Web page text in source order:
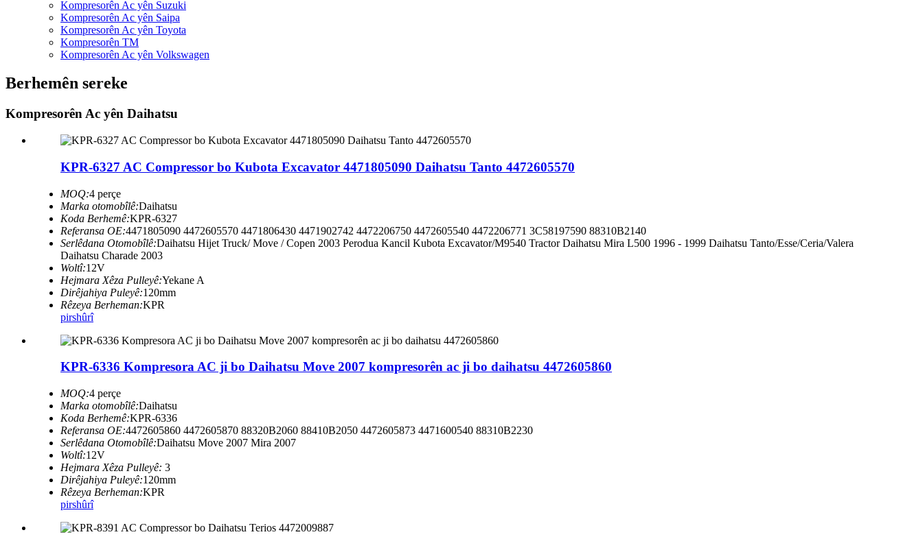
Kompresorên Ac yên Suzuki
Kompresorên Ac yên Saipa
Kompresorên Ac yên Toyota
Kompresorên TM
Kompresorên Ac yên Volkswagen
Berhemên sereke
Kompresorên Ac yên Daihatsu
KPR-6327 AC Compressor bo Kubota Excavator 4471805090 Daihatsu Tanto 4472605570
MOQ:4 perçe
Marka otomobîlê:Daihatsu
Koda Berhemê:KPR-6327
Referansa OE:4471805090 4472605570 4471806430 4471902742 4472206750 4472605540 4472206771 3C58197590 88310B2140
Serlêdana Otomobîlê:Daihatsu Hijet Truck/ Move / Copen 2003 Perodua Kancil Kubota Excavator/M9540 Tractor Daihatsu Mira L500 1996 - 1999 Daihatsu Tanto/Esse/Ceria/Valera
Daihatsu Charade 2003
Woltî:12V
Hejmara Xêza Pulleyê:Yekane A
Dirêjahiya Puleyê:120mm
Rêzeya Berheman:KPR
pirshûrî
KPR-6336 Kompresora AC ji bo Daihatsu Move 2007 kompresorên ac ji bo daihatsu 4472605860
MOQ:4 perçe
Marka otomobîlê:Daihatsu
Koda Berhemê:KPR-6336
Referansa OE:4472605860 4472605870 88320B2060 88410B2050 4472605873 4471600540 88310B2230
Serlêdana Otomobîlê:Daihatsu Move 2007 Mira 2007
Woltî:12V
Hejmara Xêza Pulleyê: 3
Dirêjahiya Puleyê:120mm
Rêzeya Berheman:KPR
pirshûrî